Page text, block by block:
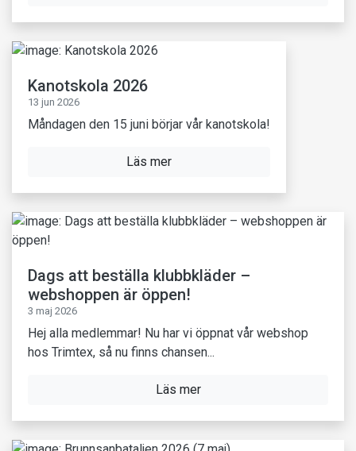
Kanotskola 2026
13 jun 2026
Måndagen den 15 juni börjar vår kanotskola!
Läs mer
Dags att beställa klubbkläder –
webshoppen är öppen!
3 maj 2026
Hej alla medlemmar! Nu har vi öppnat vår webshop
hos Trimtex, så nu finns chansen...
Läs mer